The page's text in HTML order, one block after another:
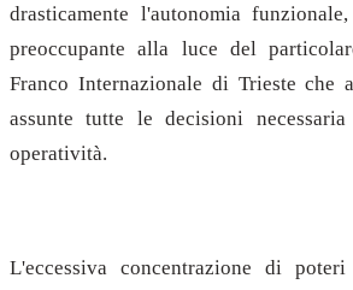
drasticamente l'autonomia
preoccupante alla luce del
Franco Internazionale di Trieste che
assunte tutte le decisioni
operatività.
L'eccessiva concentrazione di